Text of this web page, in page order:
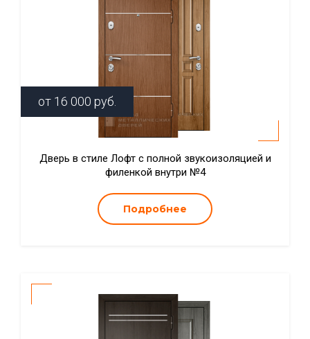
от 16 000 руб.
Дверь в стиле Лофт с полной звукоизоляцией и
филенкой внутри №4
Подробнее